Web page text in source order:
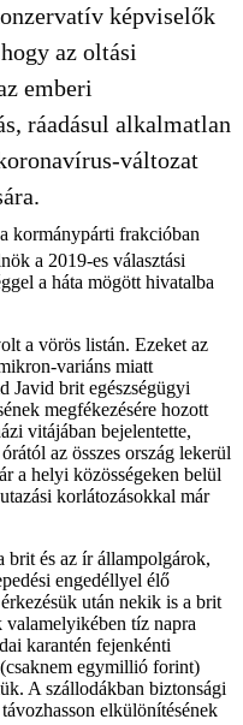
képviselők
az oltási
emberi
ráadásul alkalmatlan
változat
kormánypárti frakcióban
a 2019-es választási
a háta mögött hivatalba
a vörös listán. Ezeket az
variáns miatt
Javid brit egészségügyi
megfékezésére hozott
vitájában bejelentette,
az összes ország lekerül
a helyi közösségeken belül
korlátozásokkal már
brit és az ír állampolgárok,
engedéllyel élő
után nekik is a brit
tíz napra
karantén fejenkénti
egymillió forint)
A szállodákban biztonsági
elkülönítésének